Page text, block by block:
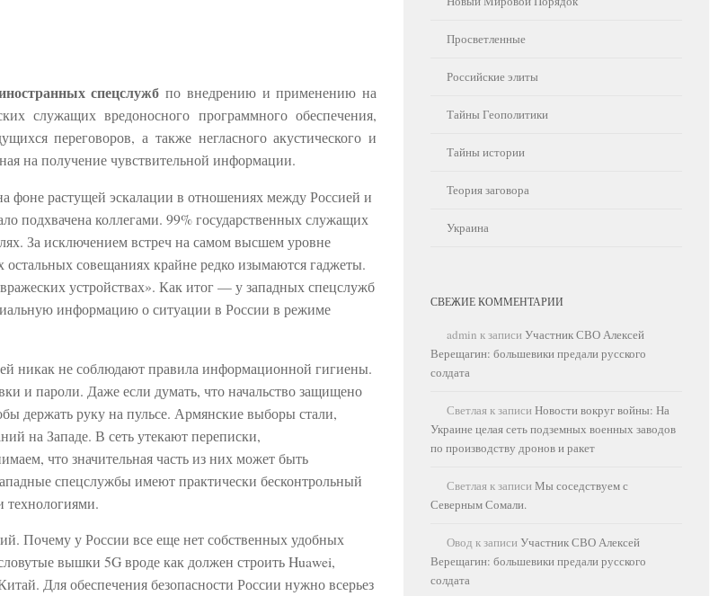
спецслужб по внедрению и применению на
служащих вредоносного программного обеспечения,
переговоров, а также негласного акустического и
на получение чувствительной информации.
фоне растущей эскалации в отношениях между Россией и
подхвачена коллегами. 99% государственных служащих
За исключением встреч на самом высшем уровне
остальных совещаниях крайне редко изымаются гаджеты.
устройствах». Как итог — у западных спецслужб
информацию о ситуации в России в режиме
никак не соблюдают правила информационной гигиены.
и пароли. Даже если думать, что начальство защищено
держать руку на пульсе. Армянские выборы стали,
на Западе. В сеть утекают переписки,
что значительная часть из них может быть
спецслужбы имеют практически бесконтрольный
технологиями.
Почему у России все еще нет собственных удобных
вышки 5G вроде как должен строить Huawei,
Для обеспечения безопасности России нужно всерьез
Просветленные
Российские элиты
Тайны Геополитики
Тайны истории
Теория заговора
Украина
СВЕЖИЕ КОММЕНТАРИИ
admin к записи Участник СВО Алексей
Верещагин: большевики предали русского
солдата
Светлаяк записи Новости вокруг войны: На
Украине целая сеть подземных военных заводов
по производству дронов и ракет
Светлаяк записи Мы соседствуем с
Северным Сомали.
Овод к записи Участник СВО Алексей
Верещагин: большевики предали русского
солдата